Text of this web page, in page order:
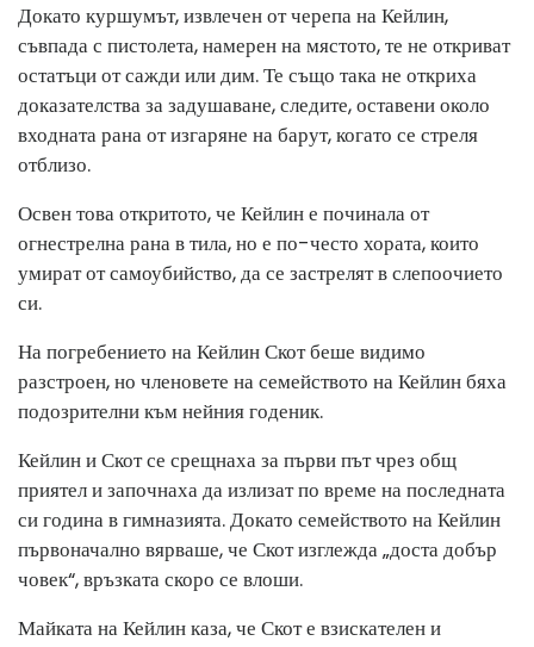
Докато куршумът, извлечен от черепа на Кейлин,
съвпада с пистолета, намерен на мястото, те не откриват
остатъци от сажди или дим. Те също така не откриха
доказателства за задушаване, следите, оставени около
входната рана от изгаряне на барут, когато се стреля
отблизо.
Освен това откритото, че Кейлин е починала от
огнестрелна рана в тила, но е по-често хората, които
умират от самоубийство, да се застрелят в слепоочието
си.
На погребението на Кейлин Скот беше видимо
разстроен, но членовете на семейството на Кейлин бяха
подозрителни към нейния годеник.
Кейлин и Скот се срещнаха за първи път чрез общ
приятел и започнаха да излизат по време на последната
си година в гимназията. Докато семейството на Кейлин
първоначално вярваше, че Скот изглежда „доста добър
човек“, връзката скоро се влоши.
Майката на Кейлин каза, че Скот е взискателен и